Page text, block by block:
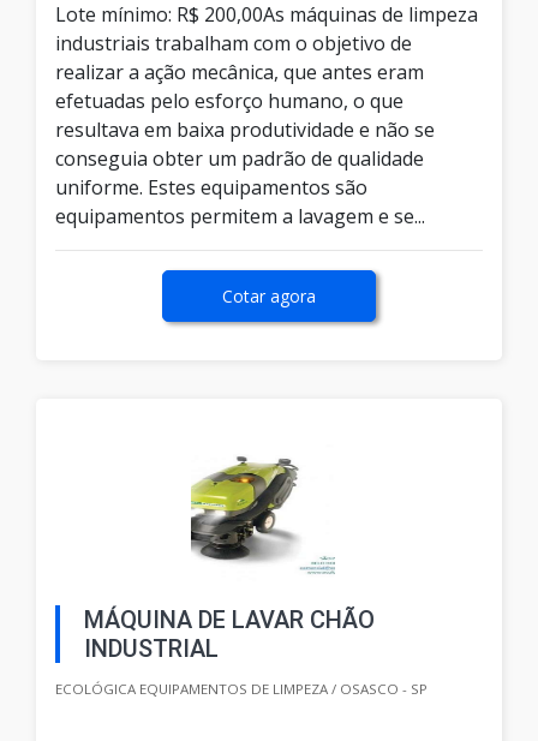
Lote mínimo: R$ 200,00As máquinas de limpeza
industriais trabalham com o objetivo de
realizar a ação mecânica, que antes eram
efetuadas pelo esforço humano, o que
resultava em baixa produtividade e não se
conseguia obter um padrão de qualidade
uniforme. Estes equipamentos são
equipamentos permitem a lavagem e se...
Cotar agora
MÁQUINA DE LAVAR CHÃO
INDUSTRIAL
ECOLÓGICA EQUIPAMENTOS DE LIMPEZA / OSASCO - SP